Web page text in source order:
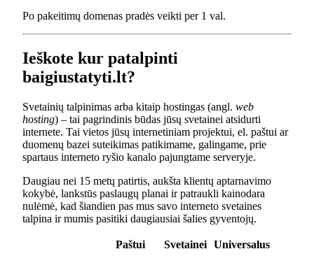
Po pakeitimų domenas pradės veikti per 1 val.
Ieškote kur patalpinti
baigiustatyti.lt?
Svetainių talpinimas arba kitaip hostingas (angl. web
hosting) – tai pagrindinis būdas jūsų svetainei atsidurti
internete. Tai vietos jūsų internetiniam projektui, el. paštui ar
duomenų bazei suteikimas patikimame, galingame, prie
spartaus interneto ryšio kanalo pajungtame serveryje.
Daugiau nei 15 metų patirtis, aukšta klientų aptarnavimo
kokybė, lankstūs paslaugų planai ir patraukli kainodara
nulėmė, kad šiandien pas mus savo interneto svetaines
talpina ir mumis pasitiki daugiausiai šalies gyventojų.
Paštui Svetainei
Universalus